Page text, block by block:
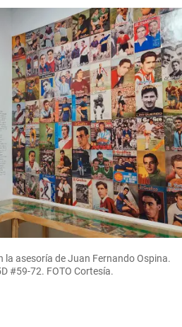
la asesoría de Juan Fernando Ospina.
#59-72. FOTO Cortesía.